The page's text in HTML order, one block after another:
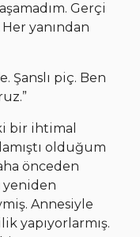
Gerçi
yanından
Şanslı piç. Ben
bir ihtimal
olduğum
önceden
yeniden
Annesiyle
yapıyorlarmış.